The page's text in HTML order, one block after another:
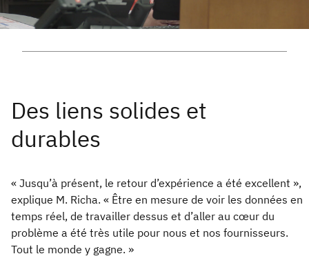
« Jusqu’à présent, le retour d’expérience a été excellent »,
explique M. Richa. « Être en mesure de voir les données en
temps réel, de travailler dessus et d’aller au cœur du
problème a été très utile pour nous et nos fournisseurs.
Tout le monde y gagne. »